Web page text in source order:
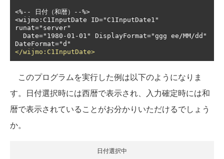
<%-- 日付（和暦）--%>
<wijmo:C1InputDate ID="C1InputDate1"
runat="server"
</wijmo:C1InputDate>
このプログラムを実行した例は以下のようになりま
す。日付選択時には西暦で表示され、入力確定時には和
暦で表示されていることがお分かりいただけるでしょう
か。
日付選択中